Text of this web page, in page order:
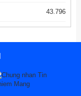
43.796